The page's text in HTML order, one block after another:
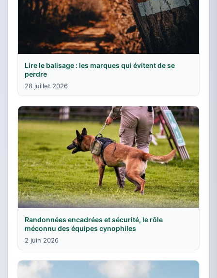
Lire le balisage : les marques qui évitent de se
perdre
28 juillet 2026
Randonnées encadrées et sécurité, le rôle
méconnu des équipes cynophiles
2 juin 2026